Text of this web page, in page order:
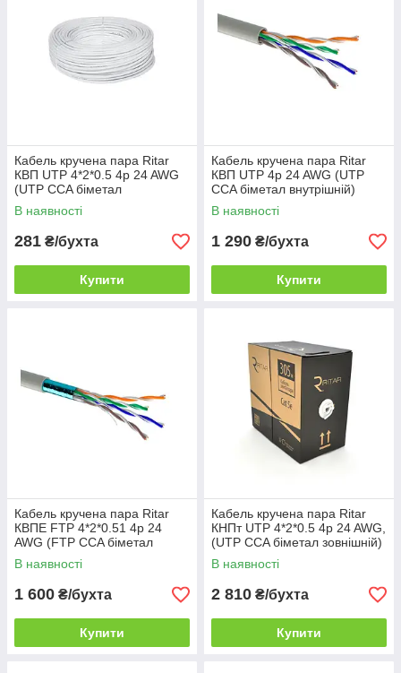
Кабель кручена пара Ritar
КВП UTP 4*2*0.5 4p 24 AWG
(UTP CCA біметал
внутрішній) бухта 50м білий
В наявності
281 ₴/бухта
Купити
Кабель кручена пара Ritar
КВП UTP 4p 24 AWG (UTP
CCA біметал внутрішній)
бухта 305м білий
В наявності
1 290 ₴/бухта
Купити
Кабель кручена пара Ritar
КВПЕ FTP 4*2*0.51 4p 24
AWG (FTP CCA біметал
внутрішній) бухта 305м білий
В наявності
1 600 ₴/бухта
Купити
Кабель кручена пара Ritar
КНПт UTP 4*2*0.5 4p 24 AWG,
(UTP CCA біметал зовнішній)
бухта 305м чорний
В наявності
2 810 ₴/бухта
Купити